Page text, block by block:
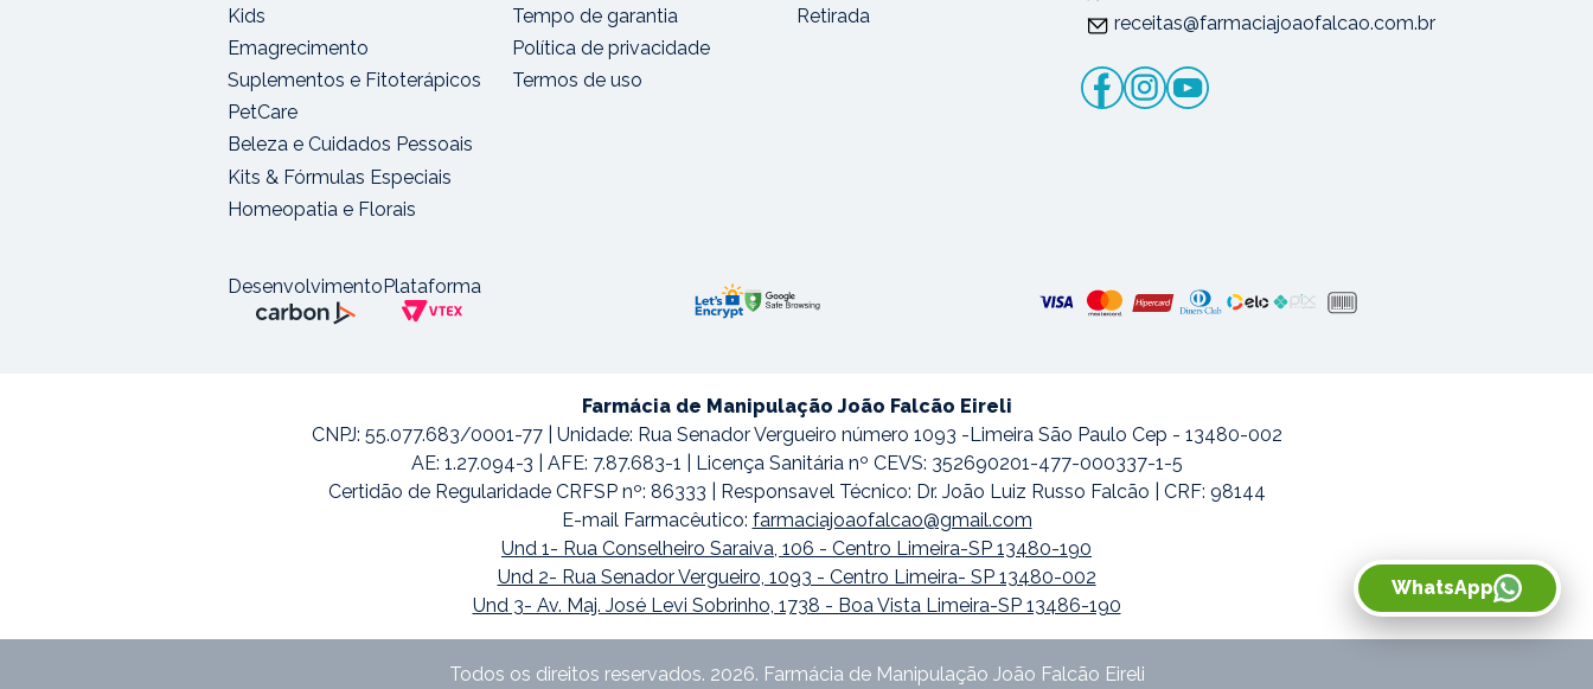
Kids
Emagrecimento
Suplementos e Fitoterápicos
PetCare
Beleza e Cuidados Pessoais
Kits & Fórmulas Especiais
Homeopatia e Florais
Tempo de garantia
Política de privacidade
Termos de uso
Retirada
receitas@farmaciajoaofalcao.com.br
DesenvolvimentoPlataforma
Farmácia de Manipulação João Falcão Eireli
CNPJ: 55.077.683/0001-77 | Unidade: Rua Senador Vergueiro número 1093 -Limeira São Paulo Cep - 13480-002
AE: 1.27.094-3 | AFE: 7.87.683-1 | Licença Sanitária nº CEVS: 352690201-477-000337-1-5
Certidão de Regularidade CRFSP nº: 86333 | Responsavel Técnico: Dr. João Luiz Russo Falcão | CRF: 98144
E-mail Farmacêutico: farmaciajoaofalcao@gmail.com
Und 1- Rua Conselheiro Saraiva, 106 - Centro Limeira-SP 13480-190
Und 2- Rua Senador Vergueiro, 1093 - Centro Limeira- SP 13480-002
Und 3- Av. Maj. José Levi Sobrinho, 1738 - Boa Vista Limeira-SP 13486-190
Todos os direitos reservados. 2026. Farmácia de Manipulação João Falcão Eireli
WhatsApp